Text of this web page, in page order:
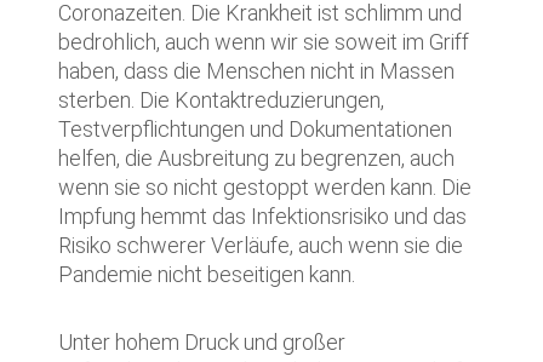
Coronazeiten. Die Krankheit ist schlimm und
bedrohlich, auch wenn wir sie soweit im Griff
haben, dass die Menschen nicht in Massen
sterben. Die Kontaktreduzierungen,
Testverpflichtungen und Dokumentationen
helfen, die Ausbreitung zu begrenzen, auch
wenn sie so nicht gestoppt werden kann. Die
Impfung hemmt das Infektionsrisiko und das
Risiko schwerer Verläufe, auch wenn sie die
Pandemie nicht beseitigen kann.
Unter hohem Druck und großer